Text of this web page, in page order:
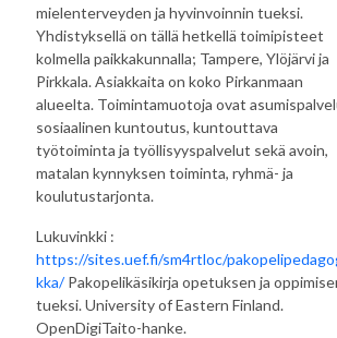
mielenterveyden ja hyvinvoinnin tueksi.
Yhdistyksellä on tällä hetkellä toimipisteet
kolmella paikkakunnalla; Tampere, Ylöjärvi ja
Pirkkala. Asiakkaita on koko Pirkanmaan
alueelta. Toimintamuotoja ovat
sosiaalinen kuntoutus, kuntouttava
työtoiminta ja työllisyyspalvelut sekä avoin,
matalan kynnyksen toiminta, ryhmä- ja
koulutustarjonta.
Lukuvinkki :
https://sites.uef.fi/sm4rtloc/
kka/Pakopelikäsikirja opetuksen ja
tueksi. University of Eastern Finland.
OpenDigiTaito-hanke.